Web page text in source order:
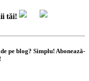
tăi!
pe blog? Simplu! Abonează-